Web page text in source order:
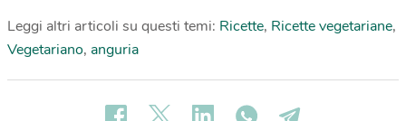
Leggi altri articoli su questi temi: Ricette, Ricette vegetariane,
Vegetariano, anguria